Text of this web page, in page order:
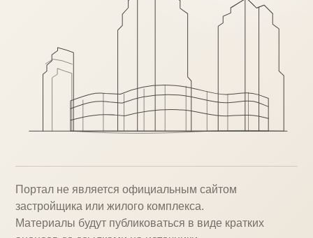
Портал не является официальным сайтом
застройщика или жилого комплекса.
Материалы будут публиковаться в виде кратких